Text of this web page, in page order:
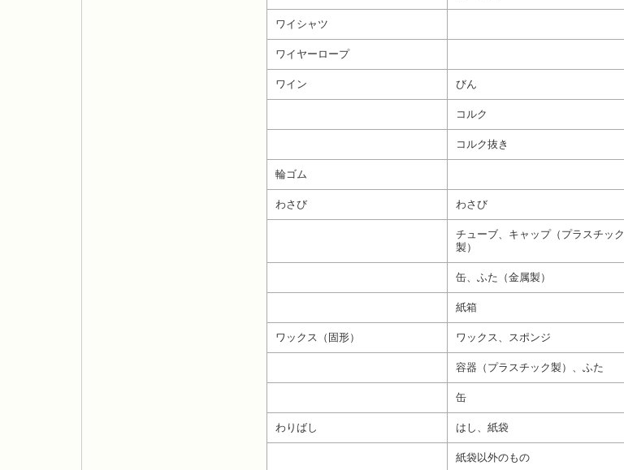
ワイシャツ
ワイヤーロープ
ワイン びん
コルク
コルク抜き
輪ゴム
わさび わさび
チューブ、キャップ（プラスチック
製）
缶、ふた（金属製）
紙箱
ワックス（固形） ワックス、スポンジ
容器（プラスチック製）、ふた
缶
わりばし はし、紙袋
紙袋以外のもの